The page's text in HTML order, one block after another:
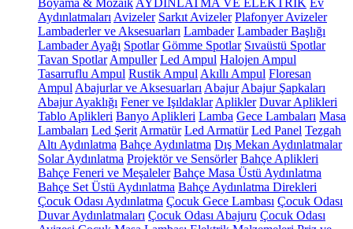
Boyama & Mozaik AYDINLATMA VE ELEKTRİK Ev
Aydınlatmaları Avizeler Sarkıt Avizeler Plafonyer Avizeler
Lambaderler ve Aksesuarları Lambader Lambader Başlığı
Lambader Ayağı Spotlar Gömme Spotlar Sıvaüstü Spotlar
Tavan Spotlar Ampuller Led Ampul Halojen Ampul
Tasarruflu Ampul Rustik Ampul Akıllı Ampul Floresan
Ampul Abajurlar ve Aksesuarları Abajur Abajur Şapkaları
Abajur Ayaklığı Fener ve Işıldaklar Aplikler Duvar Aplikleri
Tablo Aplikleri Banyo Aplikleri Lamba Gece Lambaları Masa
Lambaları Led Şerit Armatür Led Armatür Led Panel Tezgah
Altı Aydınlatma Bahçe Aydınlatma Dış Mekan Aydınlatmalar
Solar Aydınlatma Projektör ve Sensörler Bahçe Aplikleri
Bahçe Feneri ve Meşaleler Bahçe Masa Üstü Aydınlatma
Bahçe Set Üstü Aydınlatma Bahçe Aydınlatma Direkleri
Çocuk Odası Aydınlatma Çocuk Gece Lambası Çocuk Odası
Duvar Aydınlatmaları Çocuk Odası Abajuru Çocuk Odası